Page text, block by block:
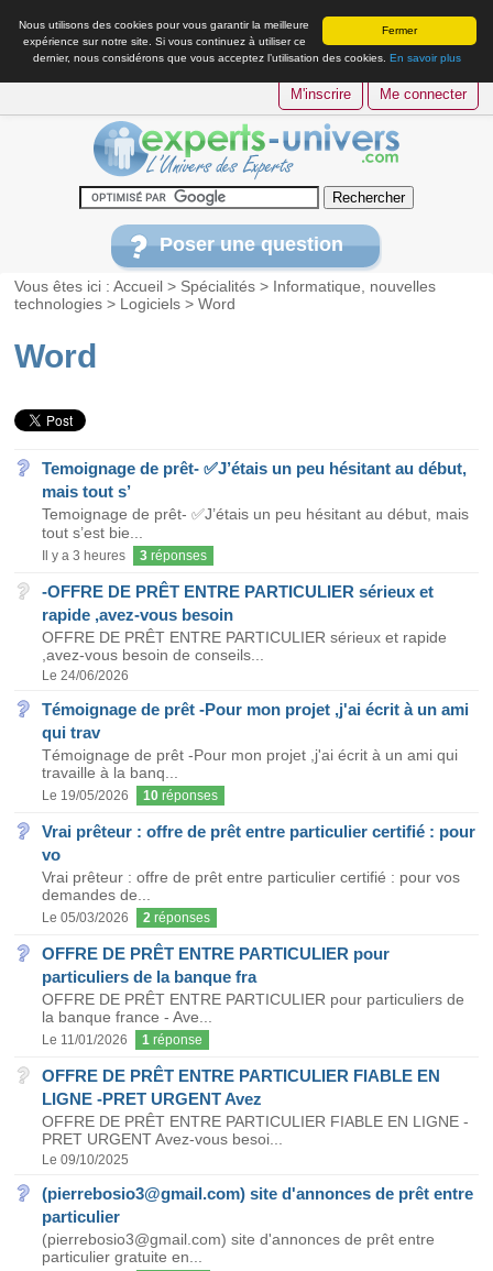
Fermer
Nous utilisons des cookies pour vous garantir la meilleure
expérience sur notre site. Si vous continuez à utiliser ce
dernier, nous considérons que vous acceptez l’utilisation des cookies. En savoir plus
M'inscrire Me connecter
Poser une question
Vous êtes ici :Accueil > Spécialités > Informatique, nouvelles
technologies > Logiciels >Word
Word
Temoignage de prêt- ✅J’étais un peu hésitant au début,
mais tout s’
Temoignage de prêt- ✅J’étais un peu hésitant au début, mais
tout s’est bie...
Il y a 3 heures 3 réponses
-OFFRE DE PRÊT ENTRE PARTICULIER sérieux et
rapide ,avez-vous besoin
OFFRE DE PRÊT ENTRE PARTICULIER sérieux et rapide
,avez-vous besoin de conseils...
Le 24/06/2026
Témoignage de prêt -Pour mon projet ,j'ai écrit à un ami
qui trav
Témoignage de prêt -Pour mon projet ,j'ai écrit à un ami qui
travaille à la banq...
Le 19/05/2026 10 réponses
Vrai prêteur : offre de prêt entre particulier certifié : pour
vo
Vrai prêteur : offre de prêt entre particulier certifié : pour vos
demandes de...
Le 05/03/2026 2 réponses
OFFRE DE PRÊT ENTRE PARTICULIER pour
particuliers de la banque fra
OFFRE DE PRÊT ENTRE PARTICULIER pour particuliers de
la banque france - Ave...
Le 11/01/2026 1 réponse
OFFRE DE PRÊT ENTRE PARTICULIER FIABLE EN
LIGNE -PRET URGENT Avez
OFFRE DE PRÊT ENTRE PARTICULIER FIABLE EN LIGNE -
PRET URGENT Avez-vous besoi...
Le 09/10/2025
(pierrebosio3@gmail.com) site d'annonces de prêt entre
particulier
(pierrebosio3@gmail.com) site d'annonces de prêt entre
particulier gratuite en...